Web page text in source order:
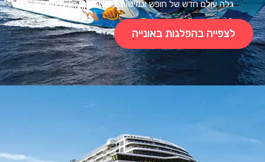
גלה עולם חדש של חופש וגמישות ב-Norwegian Escape.
לצפייה בהפלגות באונייה